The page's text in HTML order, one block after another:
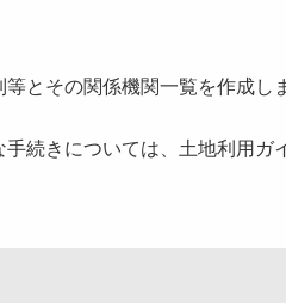
とその関係機関一覧を作成し
続きについては、土地利用ガ